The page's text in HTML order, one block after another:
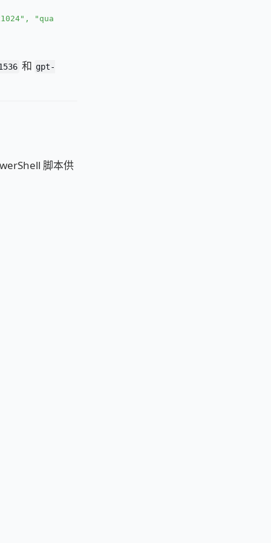
"quality": "high", "background": "auto"}]'
和 gpt-
脚本供